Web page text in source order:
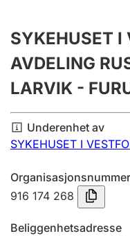
Årsregnskap
Innsending og
Tinglysing
Jeger
Betaling og
SYKEHUSET I
AVDELING
LARVIK -
Underenhet av
SYKEHUSET I
Organisasjonsnummer
916 174 268
Beliggenhetsadresse